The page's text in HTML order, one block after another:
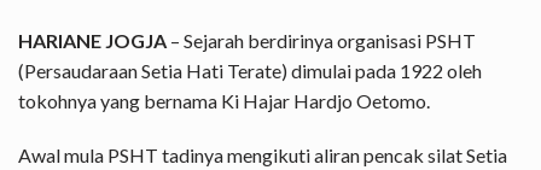
HARIANE JOGJA – Sejarah berdirinya organisasi PSHT
(Persaudaraan Setia Hati Terate) dimulai pada 1922 oleh
tokohnya yang bernama Ki Hajar Hardjo Oetomo.
Awal mula PSHT tadinya mengikuti aliran pencak silat Setia